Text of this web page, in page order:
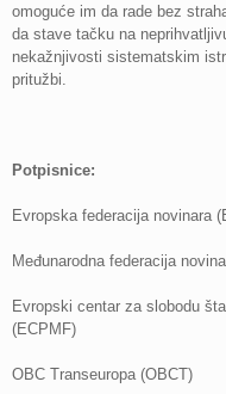
omoguće im da rade bez
da stave tačku na
nekažnjivosti sistematskim
pritužbi.
Potpisnice:
Evropska federacija novinara
Međunarodna federacija
Evropski centar za slobodu
(ECPMF)
OBC Transeuropa (OBCT)